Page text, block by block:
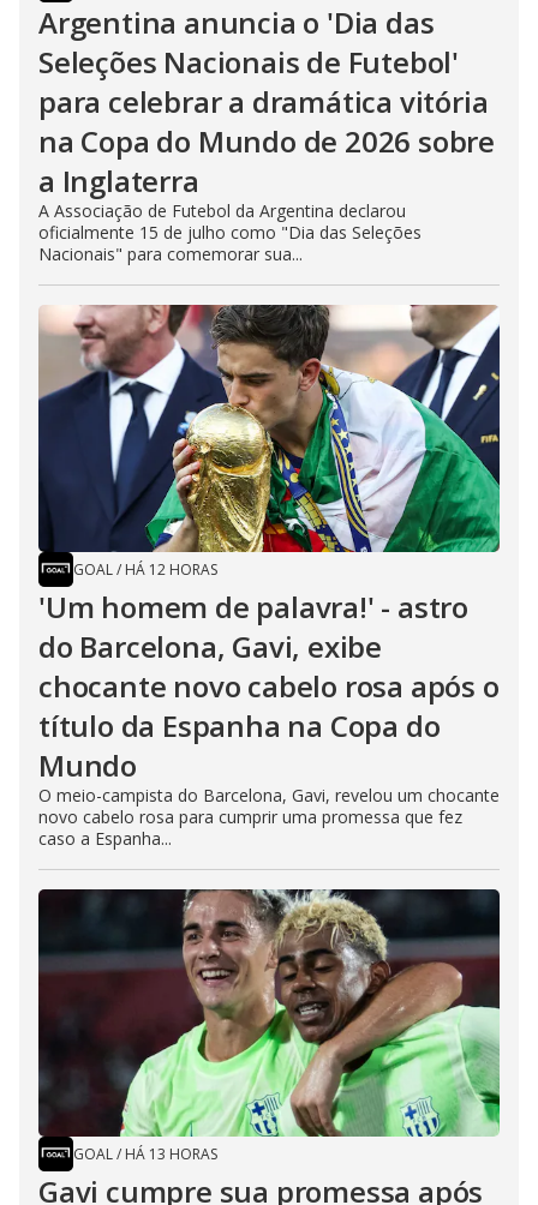
Argentina anuncia o 'Dia das
Seleções Nacionais de Futebol'
para celebrar a dramática vitória
na Copa do Mundo de 2026 sobre
a Inglaterra
A Associação de Futebol da Argentina declarou
oficialmente 15 de julho como "Dia das Seleções
Nacionais" para comemorar sua...
GOAL/ HÁ 12 HORAS
'Um homem de palavra!' - astro
do Barcelona, Gavi, exibe
chocante novo cabelo rosa após o
título da Espanha na Copa do
Mundo
O meio-campista do Barcelona, Gavi, revelou um chocante
novo cabelo rosa para cumprir uma promessa que fez
caso a Espanha...
GOAL/ HÁ 13 HORAS
Gavi cumpre sua promessa após